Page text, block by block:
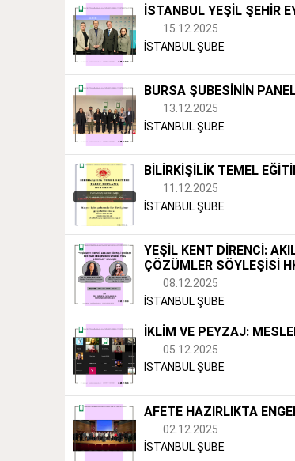
İSTANBUL YEŞİL ŞEHİR
15.12.2025
İSTANBUL ŞUBE
BURSA ŞUBESİNİN
13.12.2025
İSTANBUL ŞUBE
BİLİRKİŞİLİK TEMEL
11.12.2025
İSTANBUL ŞUBE
YEŞİL KENT DİRENCİ:
ÇÖZÜMLER SÖYLEŞİSİ
08.12.2025
İSTANBUL ŞUBE
İKLİM VE PEYZAJ:
05.12.2025
İSTANBUL ŞUBE
AFETE HAZIRLIKTA
02.12.2025
İSTANBUL ŞUBE